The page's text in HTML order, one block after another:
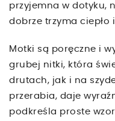
przyjemna w dotyku,
dobrze trzyma ciepło
Motki są poręczne i
grubej nitki, która
drutach, jak i na
przerabia, daje
podkreśla proste